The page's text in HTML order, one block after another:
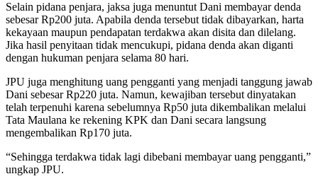
Selain pidana penjara, jaksa juga menuntut Dani membayar denda
sebesar Rp200 juta. Apabila denda tersebut tidak dibayarkan, harta
kekayaan maupun pendapatan terdakwa akan disita dan dilelang.
Jika hasil penyitaan tidak mencukupi, pidana denda akan diganti
dengan hukuman penjara selama 80 hari.
JPU juga menghitung uang pengganti yang menjadi tanggung jawab
Dani sebesar Rp220 juta. Namun, kewajiban tersebut dinyatakan
telah terpenuhi karena sebelumnya Rp50 juta dikembalikan melalui
Tata Maulana ke rekening KPK dan Dani secara langsung
mengembalikan Rp170 juta.
“Sehingga terdakwa tidak lagi dibebani membayar uang pengganti,”
ungkap JPU.